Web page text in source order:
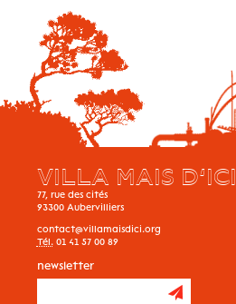
newsletter
VILLA MAIS D’ICI
77, rue des cités
93300 Aubervilliers
contact@villamaisdici.org
Tél. 01 41 57 00 89